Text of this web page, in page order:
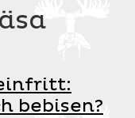
bebisen?